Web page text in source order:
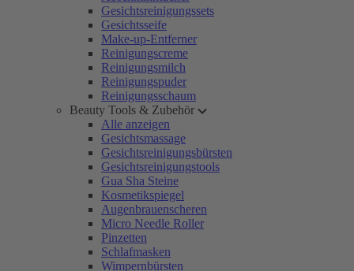
Gesichtsreinigungssets
Gesichtsseife
Make-up-Entferner
Reinigungscreme
Reinigungsmilch
Reinigungspuder
Reinigungsschaum
Beauty Tools & Zubehör
Alle anzeigen
Gesichtsmassage
Gesichtsreinigungsbürsten
Gesichtsreinigungstools
Gua Sha Steine
Kosmetikspiegel
Augenbrauenscheren
Micro Needle Roller
Pinzetten
Schlafmasken
Wimpernbürsten